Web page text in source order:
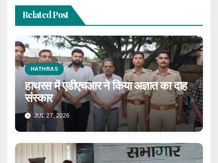
Related Post
HATHRAS
हाथरस में एडीएचआर ने किया अज्ञात का दाह
संस्कार
JUL 27, 2026